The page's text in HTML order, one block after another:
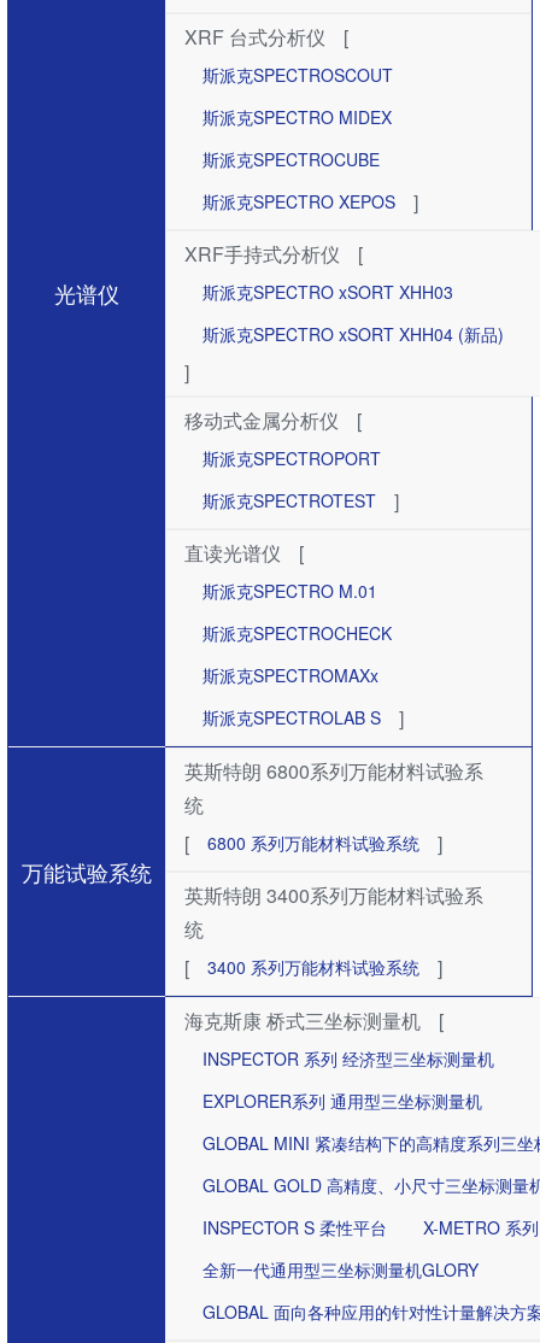
光谱仪
XRF 台式分析仪
[
斯派克SPECTROSCOUT
斯派克SPECTRO MIDEX
斯派克SPECTROCUBE
斯派克SPECTRO XEPOS
]
XRF手持式分析仪
[
斯派克SPECTRO xSORT XHH03
斯派克SPECTRO xSORT XHH04 (新品)
]
移动式金属分析仪
[
斯派克SPECTROPORT
斯派克SPECTROTEST
]
直读光谱仪
[
斯派克SPECTRO M.01
斯派克SPECTROCHECK
斯派克SPECTROMAXx
斯派克SPECTROLAB S
]
万能试验系统
英斯特朗 6800系列万能材料试验系
统
[
6800 系列万能材料试验系统
]
英斯特朗 3400系列万能材料试验系
统
[
3400 系列万能材料试验系统 ]
海克斯康 桥式三坐标测量机 [
INSPECTOR 系列 经济型三坐标测量机
EXPLORER系列 通用型三坐标测量机
GLOBAL MINI 紧凑结构下的高精度系列三坐
GLOBAL GOLD 高精度、小尺寸三坐标测量
INSPECTOR S 柔性平台
X-METRO 系列
全新一代通用型三坐标测量机GLORY
GLOBAL 面向各种应用的针对性计量解决方